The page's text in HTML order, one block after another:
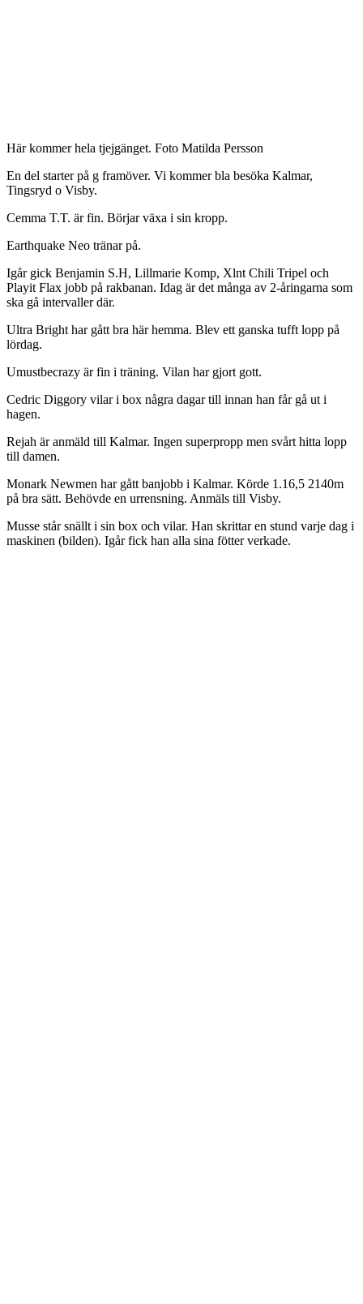
Här kommer hela tjejgänget. Foto Matilda Persson
En del starter på g framöver. Vi kommer bla besöka Kalmar,
Tingsryd o Visby.
Cemma T.T. är fin. Börjar växa i sin kropp.
Earthquake Neo tränar på.
Igår gick Benjamin S.H, Lillmarie Komp, Xlnt Chili Tripel och
Playit Flax jobb på rakbanan. Idag är det många av 2-åringarna som
ska gå intervaller där.
Ultra Bright har gått bra här hemma. Blev ett ganska tufft lopp på
lördag.
Umustbecrazy är fin i träning. Vilan har gjort gott.
Cedric Diggory vilar i box några dagar till innan han får gå ut i
hagen.
Rejah är anmäld till Kalmar. Ingen superpropp men svårt hitta lopp
till damen.
Monark Newmen har gått banjobb i Kalmar. Körde 1.16,5 2140m
på bra sätt. Behövde en urrensning. Anmäls till Visby.
Musse står snällt i sin box och vilar. Han skrittar en stund varje dag i
maskinen (bilden). Igår fick han alla sina fötter verkade.